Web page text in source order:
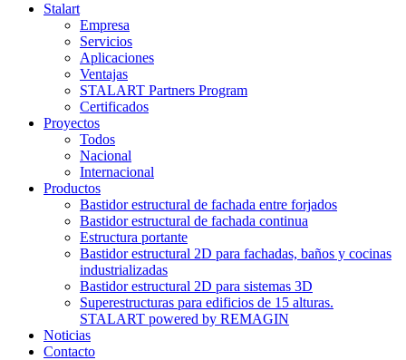
Stalart
Empresa
Servicios
Aplicaciones
Ventajas
STALART Partners Program
Certificados
Proyectos
Todos
Nacional
Internacional
Productos
Bastidor estructural de fachada entre forjados
Bastidor estructural de fachada continua
Estructura portante
Bastidor estructural 2D para fachadas, baños y cocinas
industrializadas
Bastidor estructural 2D para sistemas 3D
Superestructuras para edificios de 15 alturas.
STALART powered by REMAGIN
Noticias
Contacto